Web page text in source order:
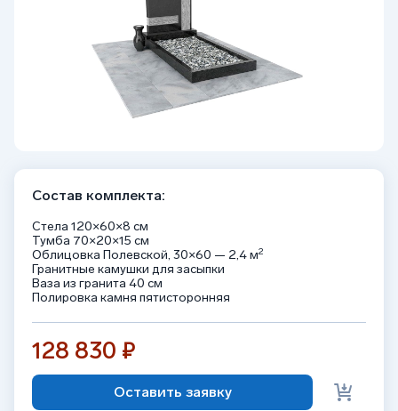
Состав комплекта:
Стела 120×60×8 см
Тумба 70×20×15 см
Облицовка Полевской, 30×60 — 2,4 м2
Гранитные камушки для засыпки
Ваза из гранита 40 см
Полировка камня пятисторонняя
128 830 ₽
Оставить заявку